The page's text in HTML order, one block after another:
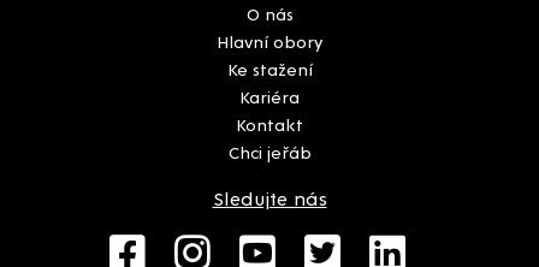
O nás
Hlavní obory
Ke stažení
Kariéra
Kontakt
Chci jeřáb
Sledujte nás